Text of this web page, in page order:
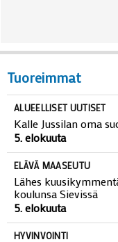
Tuoreimmat
ALUEELLISET UUTISET
Kalle Jussilan oma
5. elokuuta
ELÄVÄ MAASEUTU
Lähes
koulunsa Sievissä
5. elokuuta
HYVINVOINTI